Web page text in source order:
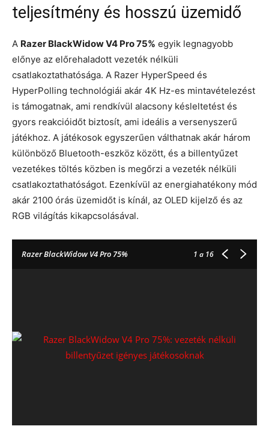
teljesítmény és hosszú üzemidő
A Razer BlackWidow V4 Pro 75% egyik legnagyobb
előnye az előrehaladott vezeték nélküli
csatlakoztathatósága. A Razer HyperSpeed és
HyperPolling technológiái akár 4K Hz-es mintavételezést
is támogatnak, ami rendkívül alacsony késleltetést és
gyors reakcióidőt biztosít, ami ideális a versenyszerű
játékhoz. A játékosok egyszerűen válthatnak akár három
különböző Bluetooth-eszköz között, és a billentyűzet
vezetékes töltés közben is megőrzi a vezeték nélküli
csatlakoztathatóságot. Ezenkívül az energiahatékony mód
akár 2100 órás üzemidőt is kínál, az OLED kijelző és az
RGB világítás kikapcsolásával.
Razer BlackWidow V4 Pro 75% 1 a 16